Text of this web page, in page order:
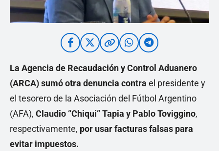
La Agencia de Recaudación y Control Aduanero
(ARCA) sumó otra denuncia contra el presidente y
el tesorero de la Asociación del Fútbol Argentino
(AFA), Claudio “Chiqui” Tapia y Pablo Toviggino,
respectivamente, por usar facturas falsas para
evitar impuestos.